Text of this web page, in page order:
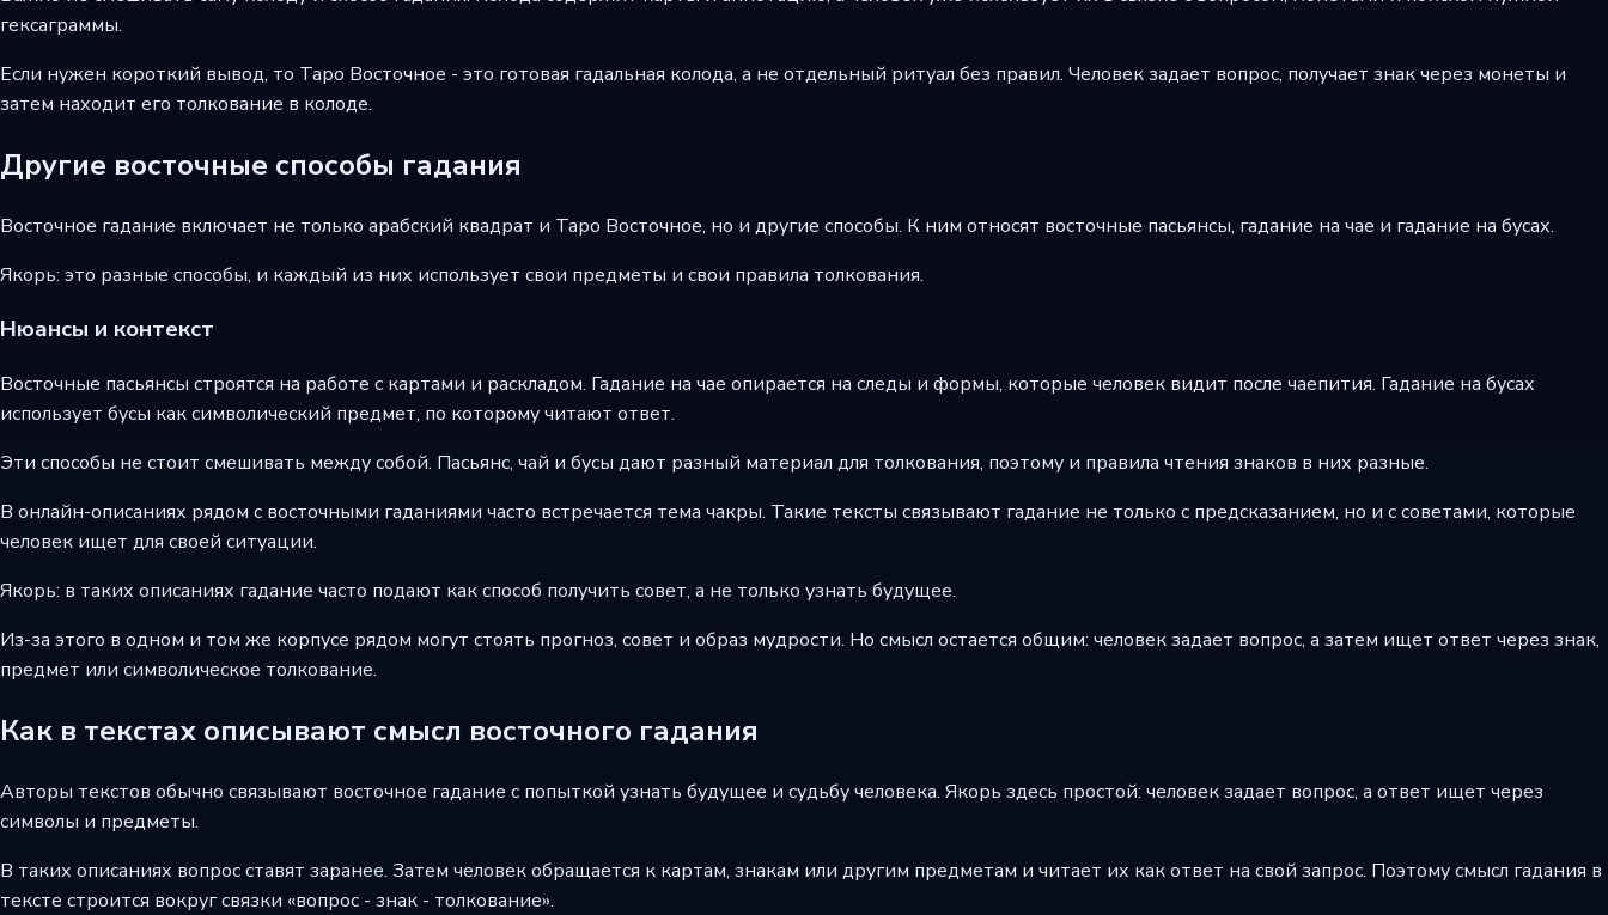
гексаграммы.
Если нужен короткий вывод, то Таро Восточное - это готовая гадальная колода, а не отдельный ритуал без правил. Человек задает вопрос, получает знак через монеты и
затем находит его толкование в колоде.
Другие восточные способы гадания
Восточное гадание включает не только арабский квадрат и Таро Восточное, но и другие способы. К ним относят восточные пасьянсы, гадание на чае и гадание на бусах.
Якорь: это разные способы, и каждый из них использует свои предметы и свои правила толкования.
Нюансы и контекст
Восточные пасьянсы строятся на работе с картами и раскладом. Гадание на чае опирается на следы и формы, которые человек видит после чаепития. Гадание на бусах
использует бусы как символический предмет, по которому читают ответ.
Эти способы не стоит смешивать между собой. Пасьянс, чай и бусы дают разный материал для толкования, поэтому и правила чтения знаков в них разные.
В онлайн-описаниях рядом с восточными гаданиями часто встречается тема чакры. Такие тексты связывают гадание не только с предсказанием, но и с советами, которые
человек ищет для своей ситуации.
Якорь: в таких описаниях гадание часто подают как способ получить совет, а не только узнать будущее.
Из-за этого в одном и том же корпусе рядом могут стоять прогноз, совет и образ мудрости. Но смысл остается общим: человек задает вопрос, а затем ищет ответ через знак,
предмет или символическое толкование.
Как в текстах описывают смысл восточного гадания
Авторы текстов обычно связывают восточное гадание с попыткой узнать будущее и судьбу человека. Якорь здесь простой: человек задает вопрос, а ответ ищет через
символы и предметы.
В таких описаниях вопрос ставят заранее. Затем человек обращается к картам, знакам или другим предметам и читает их как ответ на свой запрос. Поэтому смысл гадания в
тексте строится вокруг связки «вопрос - знак - толкование».